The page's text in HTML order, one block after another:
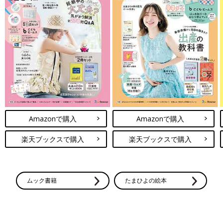
両立しながら転職・起業を経験。現在は4人の子育て中。
Amazonで購入
楽天ブックスで購入
Amazonで購入
楽天ブックスで購入
ムック書籍 たまひよの絵本